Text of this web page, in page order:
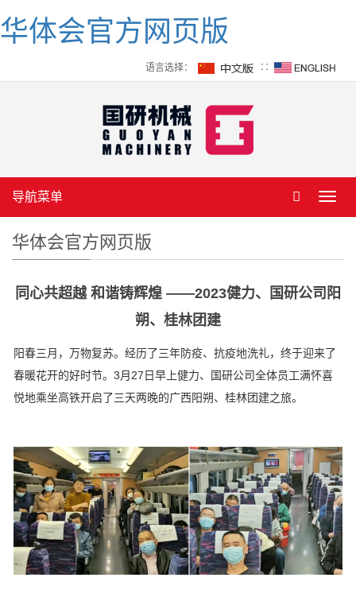
华体会官方网页版
语言选择： ∷
导航菜单
华体会官方网页版
同心共超越 和谐铸辉煌 ——2023健力、国研公司阳
朔、桂林团建
阳春三月，万物复苏。经历了三年防疫、抗疫地洗礼，终于迎来了
春暖花开的好时节。3月27日早上健力、国研公司全体员工满怀喜
悦地乘坐高铁开启了三天两晚的广西阳朔、桂林团建之旅。